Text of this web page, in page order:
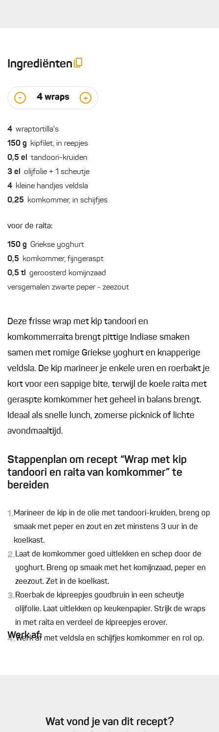
Ingrediënten
- 4 wraps +
4 wraptortilla's
150 g kipfilet, in reepjes
0,5 el tandoori-kruiden
3 el olijfolie + 1 scheutje
4 kleine handjes veldsla
0,25 komkommer, in schijfjes
voor de raita:
150 g Griekse yoghurt
0,5 komkommer, fijngeraspt
0,5 tl geroosterd komijnzaad
versgemalen zwarte peper - zeezout
Deze frisse wrap met kip tandoori en
komkommerraita brengt pittige Indiase smaken
samen met romige Griekse yoghurt en knapperige
veldsla. De kip marineer je enkele uren en roerbakt je
kort voor een sappige bite, terwijl de koele raita met
geraspte komkommer het geheel in balans brengt.
Ideaal als snelle lunch, zomerse picknick of lichte
avondmaaltijd.
Stappenplan om recept “Wrap met kip
tandoori en raita van komkommer” te
bereiden
1.Marineer de kip in de olie met tandoori-kruiden, breng op
smaak met peper en zout en zet minstens 3 uur in de
koelkast.
2.Laat de komkommer goed uitlekken en schep door de
yoghurt. Breng op smaak met het komijnzaad, peper en
zeezout. Zet in de koelkast.
3.Roerbak de kipreepjes goudbruin in een scheutje
olijfolie. Laat uitlekken op keukenpapier. Strijk de wraps
in met raita en verdeel de kipreepjes erover.
Werk af:
4.Werk af met veldsla en schijfjes komkommer en rol op.
Wat vond je van dit recept?